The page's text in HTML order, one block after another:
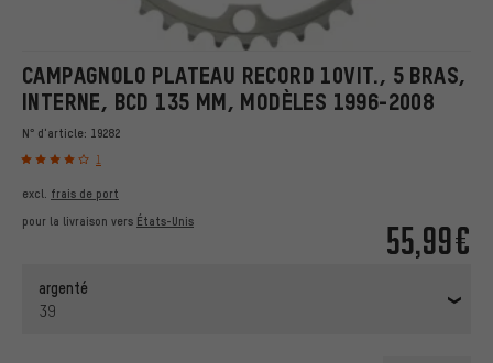
CAMPAGNOLO PLATEAU RECORD 10VIT., 5 BRAS,
INTERNE, BCD 135 MM, MODÈLES 1996-2008
N° d'article: 19282
1
55,99€
excl. frais de port
pour la livraison vers États-Unis
argenté
39